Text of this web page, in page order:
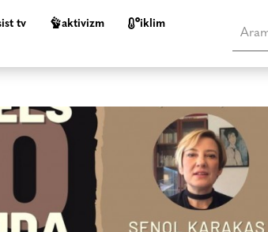
tv aktivizm i̇klim